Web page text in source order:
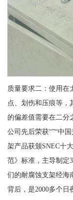
质量要求二：使用在
点、划伤和压痕等，
的偏差值需要在二分
公司先后荣获“”“中
架产品获颁SNEC十
范》标准，主导制定
们的耐腐蚀支架经海
背后，是2000多个日